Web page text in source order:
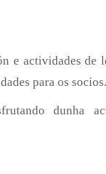
e actividades de
para os socios.
dunha